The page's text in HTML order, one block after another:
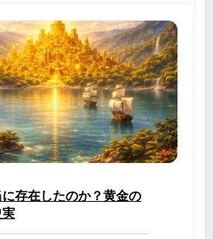
存在したのか？黄金の